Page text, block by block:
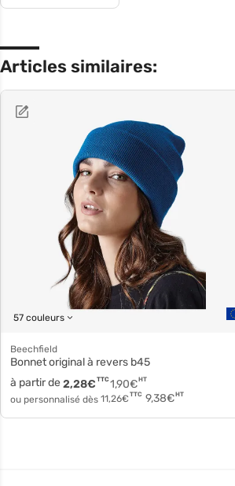
Articles similaires:
57 couleurs
Beechfield
Bonnet original à revers b45
à partir de
1,90€HT
2,28€ TTC
ou personnalisé dès 11,26€ TTC 9,38€HT